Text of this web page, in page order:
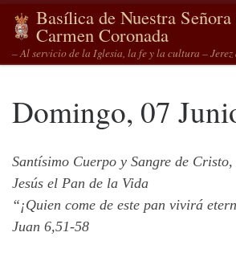
Saltar al contenido
Basílica de Nuestra Señora
Carmen Coronada
– Al servicio de la Iglesia, la fe y la cultura – Jerez
Domingo, 07
Santísimo Cuerpo y Sangre de
Jesús el Pan de la Vida
“¡Quien come de este pan vivirá
Juan 6,51-58